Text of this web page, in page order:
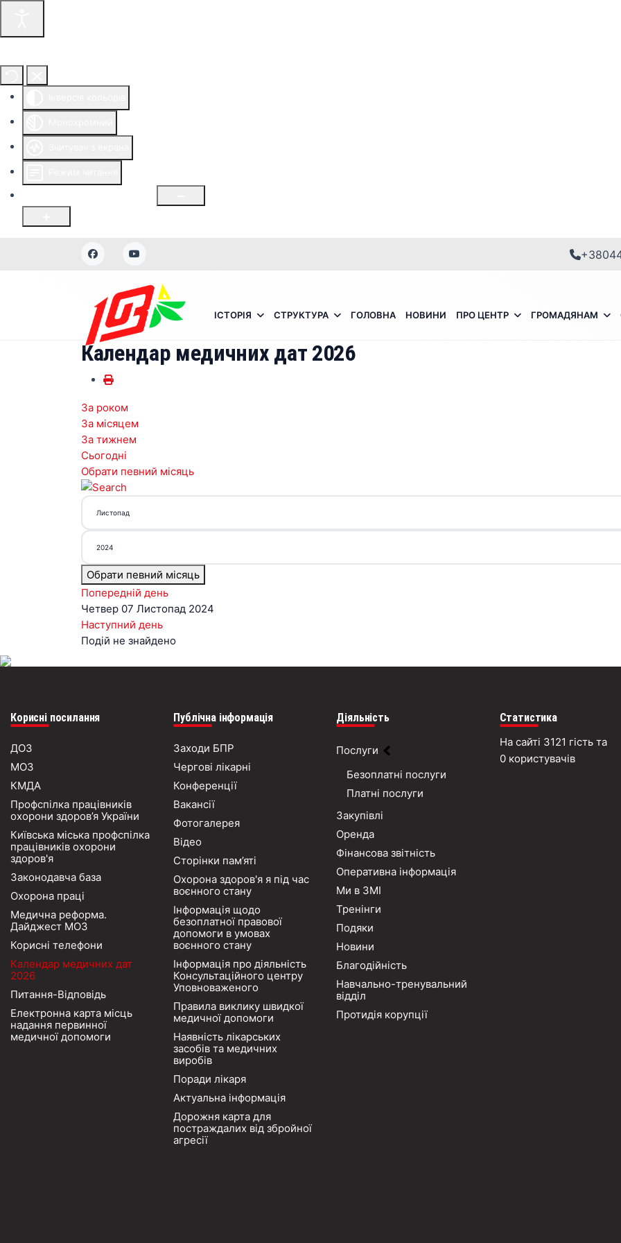
ІСТОРІЯ СТРУКТУРА ГОЛОВНА НОВИНИ ПРО ЦЕНТР ГРОМАДЯНАМ
Календар медичних дат 2026
За роком
За місяцем
За тижнем
Сьогодні
Обрати певний місяць
Обрати певний місяць
Попередній день
Четвер 07 Листопад 2024
Наступний день
Подій не знайдено
Корисні посилання
ДОЗ
МОЗ
КМДА
Профспілка працівників
охорони здоров’я України
Київська міська профспілка
працівників охорони
здоров'я
Законодавча база
Охорона праці
Медична реформа.
Дайджест МОЗ
Корисні телефони
Календар медичних дат
2026
Питання-Відповідь
Електронна карта місць
надання первинної
медичної допомоги
Публічна інформація
Заходи БПР
Чергові лікарні
Конференції
Вакансії
Фотогалерея
Відео
Сторінки пам’яті
Охорона здоров'я я під час
воєнного стану
Інформація щодо
безоплатної правової
допомоги в умовах
воєнного стану
Інформація про діяльність
Консультаційного центру
Уповноваженого
Правила виклику швидкої
медичної допомоги
Наявність лікарських
засобів та медичних
виробів
Поради лікаря
Актуальна інформація
Дорожня карта для
постраждалих від збройної
агресії
Діяльність
Послуги
Безоплатні послуги
Платні послуги
Закупівлі
Оренда
Фінансова звітність
Оперативна інформація
Ми в ЗМІ
Тренінги
Подяки
Новини
Благодійність
Навчально-тренувальний
відділ
Протидія корупції
Статистика
На сайті 3121 гість та
0 користувачів